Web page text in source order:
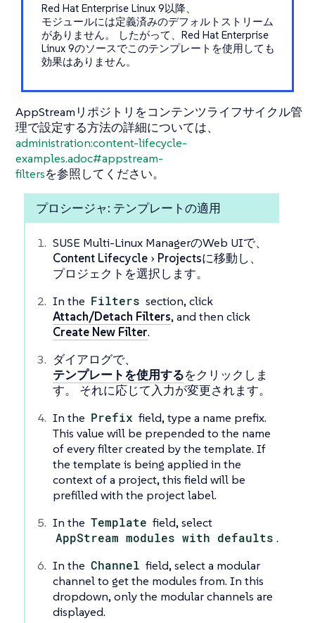
Red Hat Enterprise Linux 9以降、
モジュールには定義済みのデフォルトストリーム
がありません。 したがって、Red Hat Enterprise
Linux 9のソースでこのテンプレートを使用しても
効果はありません。
AppStreamリポジトリをコンテンツライフサイクル管
理で設定する方法の詳細については、
administration:content-lifecycle-
examples.adoc#appstream-
filtersを参照してください。
プロシージャ: テンプレートの適用
SUSE Multi-Linux ManagerのWeb UIで、
Content Lifecycle
Projectsに移動し、
プロジェクトを選択します。
In the Filters section, click
Attach/Detach Filters, and then click
Create New Filter.
ダイアログで、
テンプレートを使用するをクリックしま
す。 それに応じて入力が変更されます。
In the Prefix field, type a name prefix.
This value will be prepended to the name
of every filter created by the template. If
the template is being applied in the
context of a project, this field will be
prefilled with the project label.
In the Template field, select
AppStream modules with defaults .
In the Channel field, select a modular
channel to get the modules from. In this
dropdown, only the modular channels are
displayed.